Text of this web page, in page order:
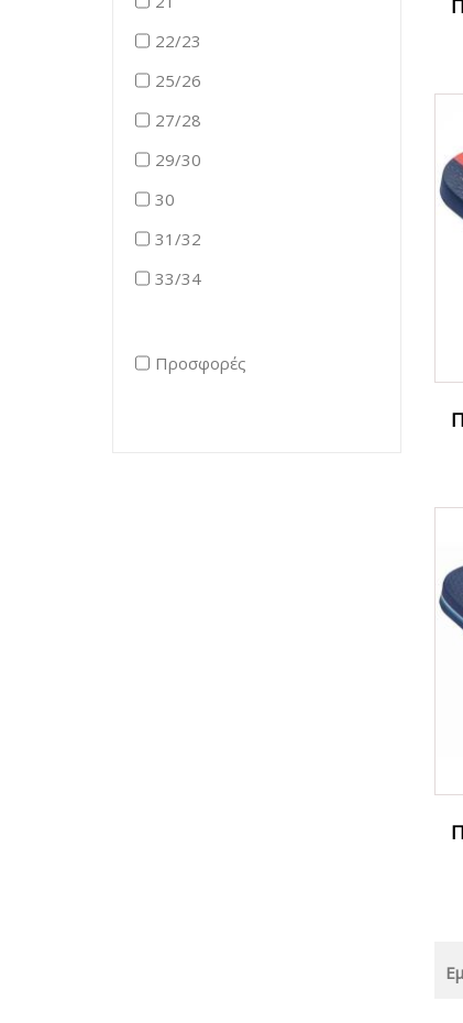
22/23
25/26
27/28
29/30
30
31/32
33/34
Προσφορές